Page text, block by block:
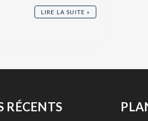
LIRE LA SUITE »
RÉCENTS